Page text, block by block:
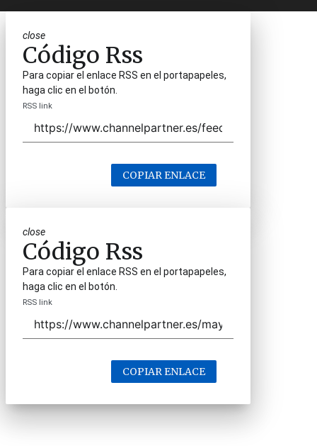
close
Código Rss
Para copiar el enlace RSS en el portapapeles,
haga clic en el botón.
RSS link
COPIAR ENLACE
close
Código Rss
Para copiar el enlace RSS en el portapapeles,
haga clic en el botón.
RSS link
COPIAR ENLACE